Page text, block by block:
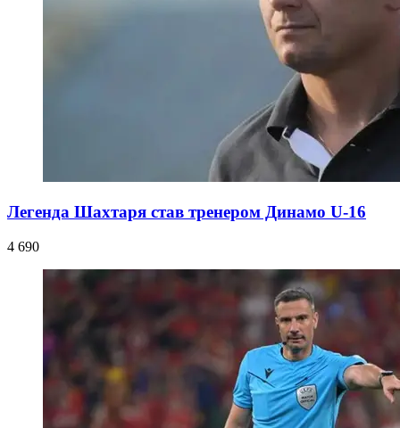
Легенда Шахтаря став тренером Динамо U-16
4 690